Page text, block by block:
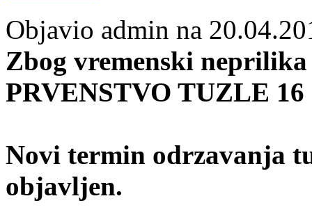
Objavio admin na
Zbog vremenski
PRVENSTVO TUZLE
Novi termin odrzavanja
objavljen.